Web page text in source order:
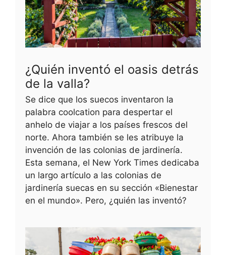
¿Quién inventó el oasis detrás
de la valla?
Se dice que los suecos inventaron la
palabra coolcation para despertar el
anhelo de viajar a los países frescos del
norte. Ahora también se les atribuye la
invención de las colonias de jardinería.
Esta semana, el New York Times dedicaba
un largo artículo a las colonias de
jardinería suecas en su sección «Bienestar
en el mundo». Pero, ¿quién las inventó?